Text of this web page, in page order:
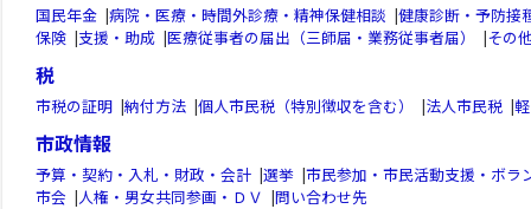
国民年金 |病院・医療・時間外診療・精神保健相談 |健康診断・予防接
保険 |支援・助成 |医療従事者の届出（三師届・業務従事者届） |その
税
市税の証明 |納付方法 |個人市民税（特別徴収を含む） |法人市民税 |
市政情報
予算・契約・入札・財政・会計 |選挙 |市民参加・市民活動支援・ボラ
市会 |人権・男女共同参画・ＤＶ |問い合わせ先